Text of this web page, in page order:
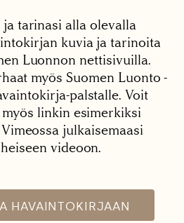
tarinasi alla olevalla
kuvia ja tarinoita
Luonnon nettisivuilla.
myös Suomen Luonto -
palstalle. Voit
linkin esimerkiksi
julkaisemaasi
videoon.
HAVAINTOKIRJAAN